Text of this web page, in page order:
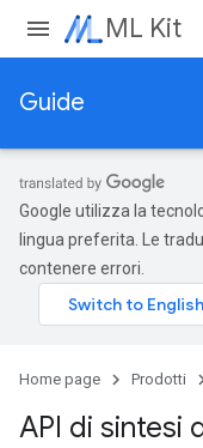
ML Kit
Guide
Google utilizza la
lingua preferita. Le
contenere errori.
Home page Prodotti
API di sintesi